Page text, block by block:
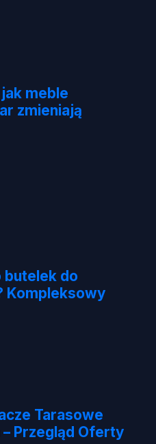
meble
zmieniają
butelek do
Kompleksowy
Tarasowe
Przegląd Oferty